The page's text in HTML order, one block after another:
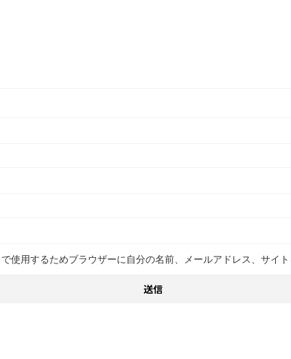
使用するためブラウザーに自分の名前、メールアドレス、サイト